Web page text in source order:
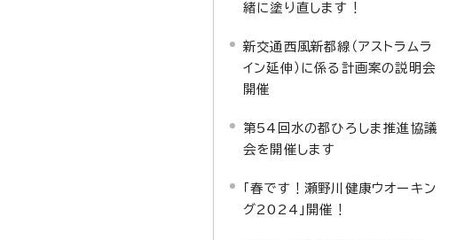
緒に塗り直します！
新交通西風新都線（アストラムラ
イン延伸）に係る計画案の説明会
開催
第54回水の都ひろしま推進協議
会を開催します
「春です！瀬野川健康ウオーキン
グ2024」開催！